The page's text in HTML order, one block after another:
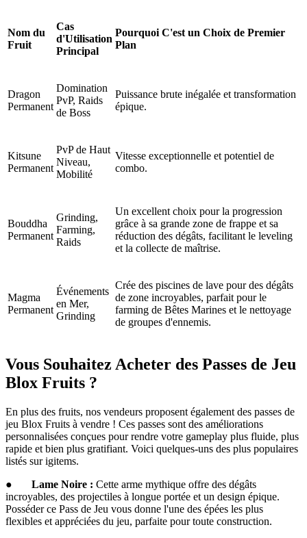
Nom du
Fruit
Cas
d'Utilisation
Principal
Pourquoi C'est un Choix de Premier
Plan
Dragon
Permanent
Domination
PvP, Raids
de Boss
Puissance brute inégalée et transformation
épique.
Kitsune
Permanent
PvP de Haut
Niveau,
Mobilité
Vitesse exceptionnelle et potentiel de
combo.
Bouddha
Permanent
Grinding,
Farming,
Raids
Un excellent choix pour la progression
grâce à sa grande zone de frappe et sa
réduction des dégâts, facilitant le leveling
et la collecte de maîtrise.
Magma
Permanent
Événements
en Mer,
Grinding
Crée des piscines de lave pour des dégâts
de zone incroyables, parfait pour le
farming de Bêtes Marines et le nettoyage
de groupes d'ennemis.
Vous Souhaitez Acheter des Passes de Jeu
Blox Fruits ?
En plus des fruits, nos vendeurs proposent également des passes de
jeu Blox Fruits à vendre ! Ces passes sont des améliorations
personnalisées conçues pour rendre votre gameplay plus fluide, plus
rapide et bien plus gratifiant. Voici quelques-uns des plus populaires
listés sur igitems.
● Lame Noire : Cette arme mythique offre des dégâts
incroyables, des projectiles à longue portée et un design épique.
Posséder ce Pass de Jeu vous donne l'une des épées les plus
flexibles et appréciées du jeu, parfaite pour toute construction.